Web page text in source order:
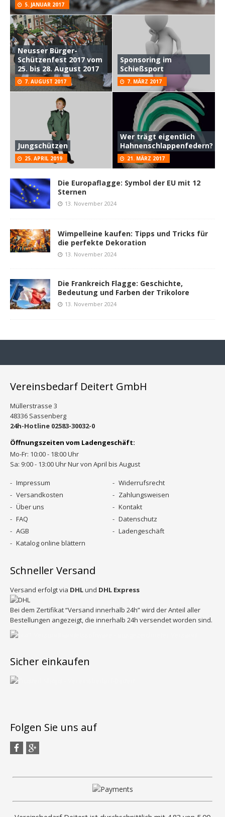
5. JANUAR 2017
Neusser Bürger-
Schützenfest 2017 vom
25. bis 28. August 2017
7. AUGUST 2017
Sponsoring im
Schießsport
7. MÄRZ 2017
Jungschützen
25. APRIL 2019
Wer trägt eigentlich
Hahnenschlappenfedern?
21. MÄRZ 2017
Die Europaflagge: Symbol der EU mit 12
Sternen
13. November 2024
Wimpelleine kaufen: Tipps und Tricks für
die perfekte Dekoration
13. November 2024
Die Frankreich Flagge: Geschichte,
Bedeutung und Farben der Trikolore
13. November 2024
Vereinsbedarf Deitert GmbH
Müllerstrasse 3
48336 Sassenberg
24h-Hotline 02583-30032-0
Öffnungszeiten vom Ladengeschäft:
Mo-Fr: 10:00 - 18:00 Uhr
Sa: 9:00 - 13:00 Uhr Nur von April bis August
Impressum
Widerrufsrecht
Versandkosten
Zahlungsweisen
Über uns
Kontakt
FAQ
Datenschutz
AGB
Ladengeschäft
Katalog online blättern
Schneller Versand
Versand erfolgt via DHLund DHL Express
Bei dem Zertifikat “Versand innerhalb 24h” wird der Anteil aller
Bestellungen angezeigt, die innerhalb 24h versendet worden sind.
Sicher einkaufen
Folgen Sie uns auf